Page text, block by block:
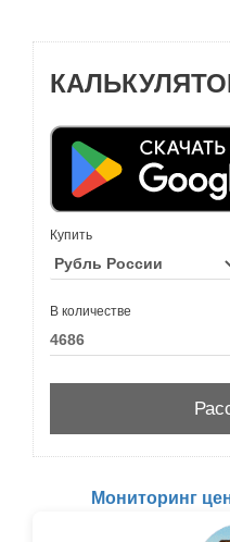
Купить
В количестве
Мониторинг